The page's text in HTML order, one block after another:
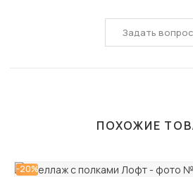
Задать вопрос
ПОХОЖИЕ
-20%